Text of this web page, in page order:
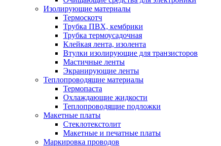
Изолирующие материалы
Термоскотч
Трубка ПВХ, кембрики
Трубка термоусадочная
Клейкая лента, изолента
Втулки изолирующие для транзисторов
Мастичные ленты
Экранирующие ленты
Теплопроводящие материалы
Термопаста
Охлаждающие жидкости
Теплопроводящие подложки
Макетные платы
Стеклотекстолит
Макетные и печатные платы
Маркировка проводов